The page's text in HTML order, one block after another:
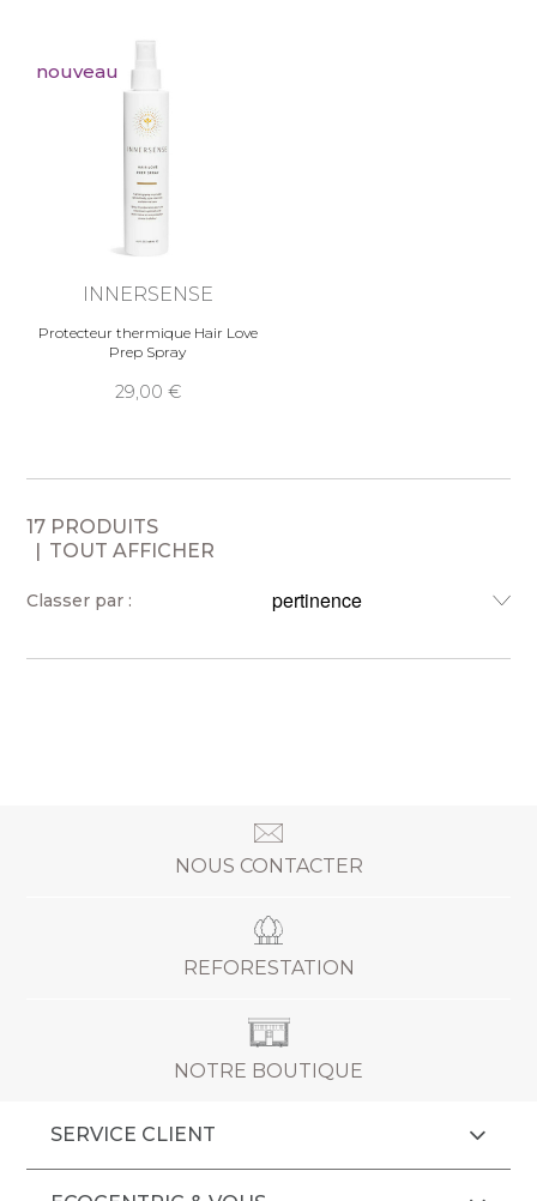
nouveau
INNERSENSE
Protecteur thermique Hair Love
Prep Spray
29,00
17 PRODUITS
TOUT AFFICHER
Classer par :
NOUS CONTACTER
REFORESTATION
NOTRE BOUTIQUE
SERVICE CLIENT